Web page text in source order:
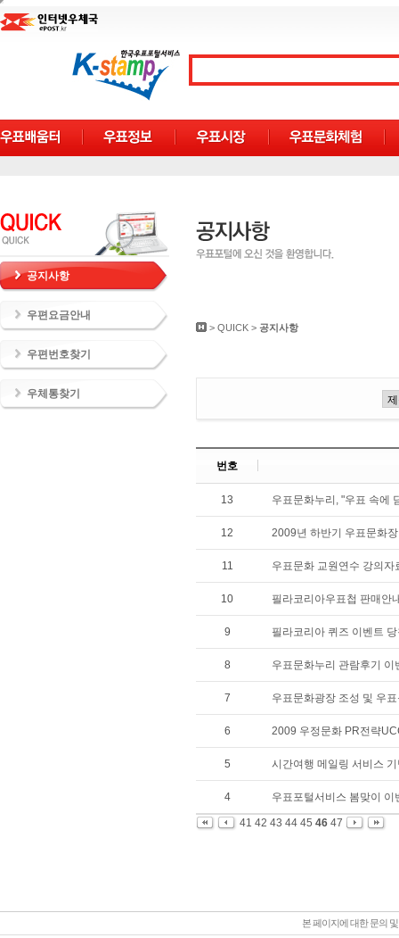
공지사항
우편요금안내
우편번호찾기
우체통찾기
> QUICK > 공지사항
번호
13 우표문화누리, "우표 속에
12 2009년 하반기 우표문화
11 우표문화 교원연수 강의자
10 필라코리아우표첩 판매안
9 필라코리아 퀴즈 이벤트
8 우표문화누리 관람후기 이
7 우표문화광장 조성 및 우
6 2009 우정문화 PR전략
5 시간여행 메일링 서비스
4 우표포털서비스 봄맞이 이
41 42 43 44 45 46 47
본 페이지에 대한 문의